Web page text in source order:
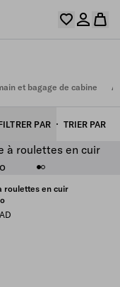
vide
vide
personnel.
votre sélection
personnel.
et bagage de cabine
PAR TRIER PAR
roulettes en cuir